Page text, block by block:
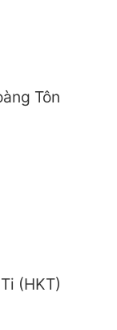
Tôn
(HKT)